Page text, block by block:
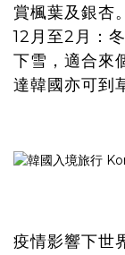
賞楓葉及銀杏。
12月至2月：
下雪，適合來
達韓國亦可到
疫情影響下世